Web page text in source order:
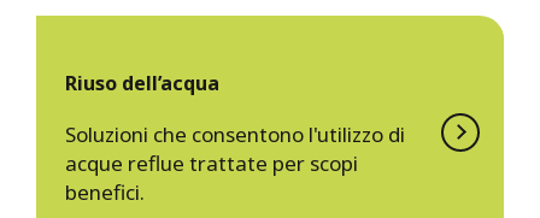
Riuso dell’acqua
Soluzioni che consentono l'utilizzo di
acque reflue trattate per scopi
benefici.